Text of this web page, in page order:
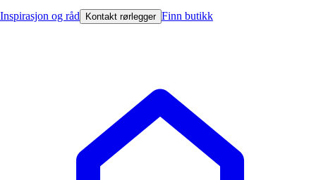
Inspirasjon og råd Kontakt rørlegger Finn butikk